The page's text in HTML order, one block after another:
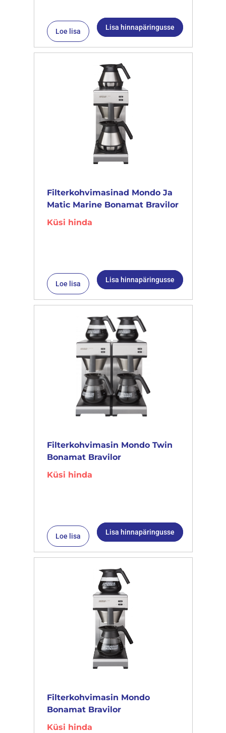
Loe lisa Lisa hinnapäringusse
Filterkohvimasinad Mondo Ja
Matic Marine Bonamat Bravilor
Küsi hinda
Loe lisa Lisa hinnapäringusse
Filterkohvimasin Mondo Twin
Bonamat Bravilor
Küsi hinda
Loe lisa Lisa hinnapäringusse
Filterkohvimasin Mondo
Bonamat Bravilor
Küsi hinda